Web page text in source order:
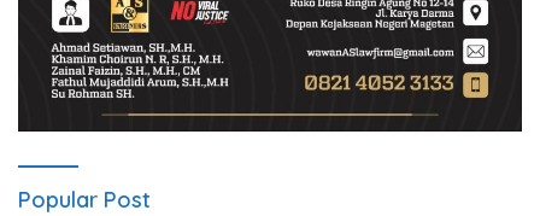
Popular Post